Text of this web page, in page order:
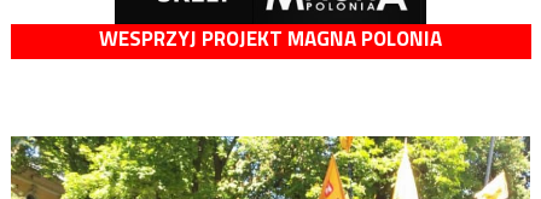
WESPRZYJ PROJEKT MAGNA POLONIA